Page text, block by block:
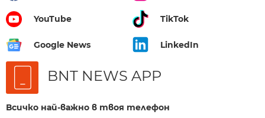
YouTube TikTok
Google News LinkedIn
BNT NEWS APP
Всичко най-важно в твоя телефон